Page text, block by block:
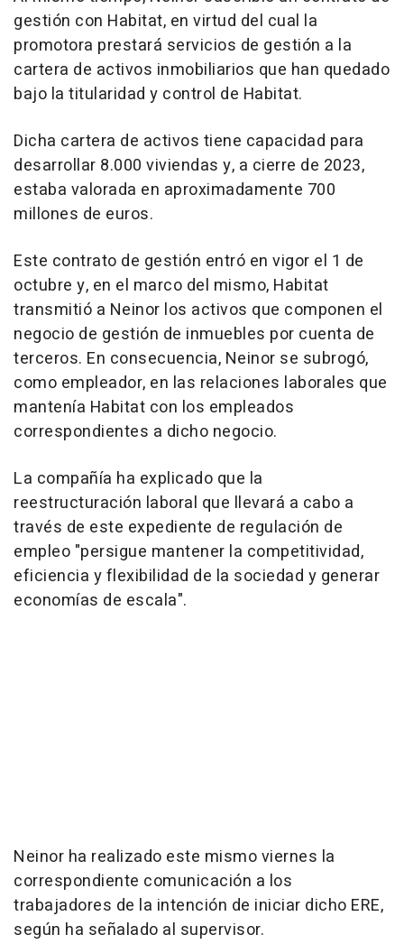
gestión con Habitat, en virtud del cual la
promotora prestará servicios de gestión a la
cartera de activos inmobiliarios que han quedado
bajo la titularidad y control de Habitat.
Dicha cartera de activos tiene capacidad para
desarrollar 8.000 viviendas y, a cierre de 2023,
estaba valorada en aproximadamente 700
millones de euros.
Este contrato de gestión entró en vigor el 1 de
octubre y, en el marco del mismo, Habitat
transmitió a Neinor los activos que componen el
negocio de gestión de inmuebles por cuenta de
terceros. En consecuencia, Neinor se subrogó,
como empleador, en las relaciones laborales que
mantenía Habitat con los empleados
correspondientes a dicho negocio.
La compañía ha explicado que la
reestructuración laboral que llevará a cabo a
través de este expediente de regulación de
empleo "persigue mantener la competitividad,
eficiencia y flexibilidad de la sociedad y generar
economías de escala".
Neinor ha realizado este mismo viernes la
correspondiente comunicación a los
trabajadores de la intención de iniciar dicho ERE,
según ha señalado al supervisor.